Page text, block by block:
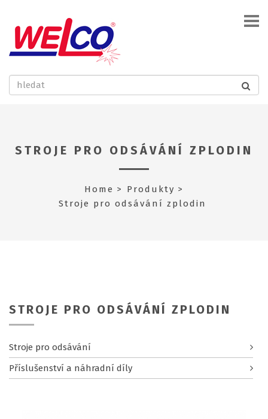
STROJE PRO ODSÁVÁNÍ ZPLODIN
Home
Produkty
Stroje pro odsávání zplodin
STROJE PRO ODSÁVÁNÍ ZPLODIN
Stroje pro odsávání
Příslušenství a náhradní díly